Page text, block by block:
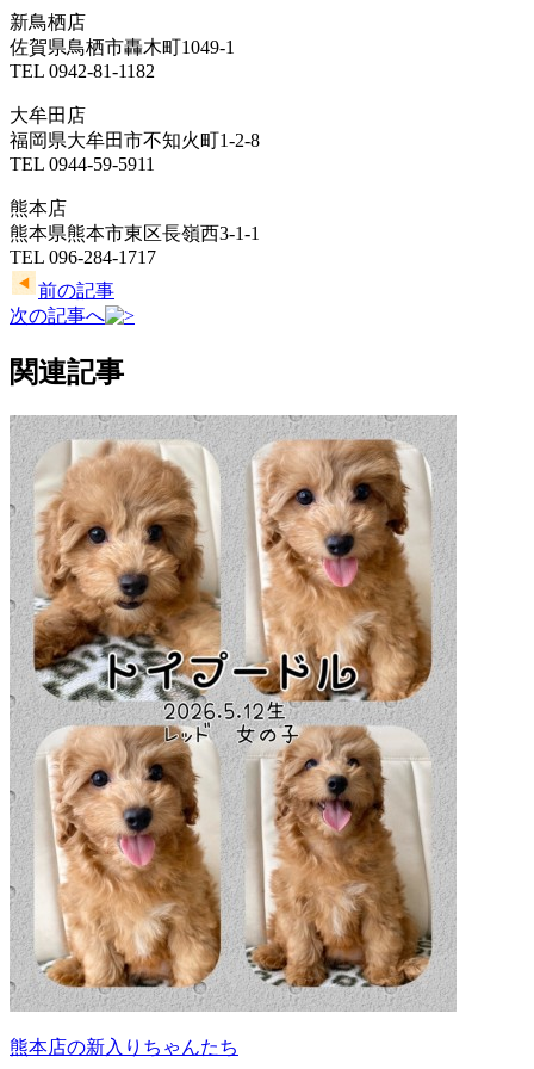
新鳥栖店
佐賀県鳥栖市轟木町1049-1
TEL 0942-81-1182
大牟田店
福岡県大牟田市不知火町1-2-8
TEL 0944-59-5911
熊本店
熊本県熊本市東区長嶺西3-1-1
TEL 096-284-1717
前の記事
次の記事へ
関連記事
熊本店の新入りちゃんたち